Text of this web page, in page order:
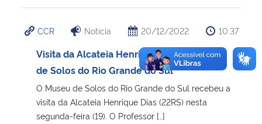
CCR Notícia 20/12/2022 10:37
Visita da Alcateia Henrique Dias ao Museu
de Solos do Rio Grande do Sul
O Museu de Solos do Rio Grande do Sul recebeu a
visita da Alcateia Henrique Dias (22RS) nesta
segunda-feira (19). O Professor […]